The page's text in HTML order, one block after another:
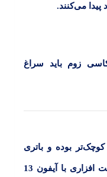
پیدا می‌کنند.
زوم باید سراغ
بوده و باتری
ضعیف‌تری دارد. از لحاظ قدرت سخت افزاری با آیفون 13